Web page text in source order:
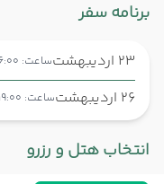
برنامه سفر
23 اردیبهشت ساعت: 16:00
26 اردیبهشت ساعت: 19:00
شروع سفر مشهد ,
انتخاب هتل و رزرو